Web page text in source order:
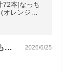
72本]なっち
レンジ／
孫がみかんジュースが好きで(みかんも大… 2026/6/25